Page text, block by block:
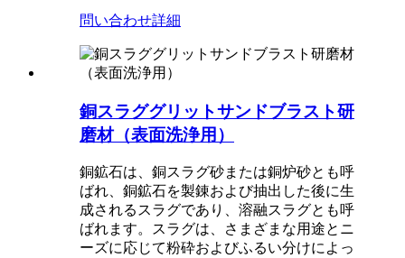
問い合わせ詳細
銅スラググリットサンドブラスト研
磨材（表面洗浄用）
銅鉱石は、銅スラグ砂または銅炉砂とも呼
ばれ、銅鉱石を製錬および抽出した後に生
成されるスラグであり、溶融スラグとも呼
ばれます。スラグは、さまざまな用途とニ
ーズに応じて粉砕およびふるい分けによっ